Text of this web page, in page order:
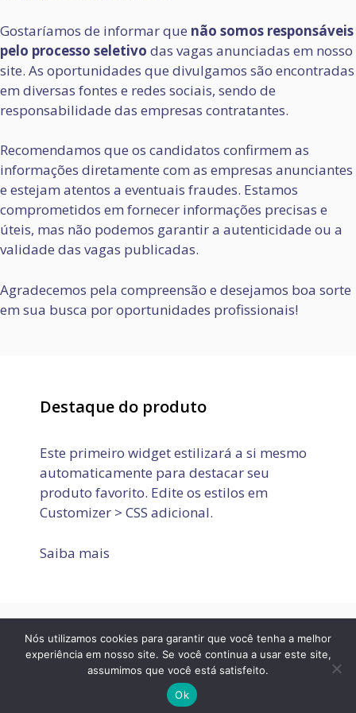
Gostaríamos de informar que não somos responsáveis
pelo processo seletivo das vagas anunciadas em nosso
site. As oportunidades que divulgamos são encontradas
em diversas fontes e redes sociais, sendo de
responsabilidade das empresas contratantes.
Recomendamos que os candidatos confirmem as
informações diretamente com as empresas anunciantes
e estejam atentos a eventuais fraudes. Estamos
comprometidos em fornecer informações precisas e
úteis, mas não podemos garantir a autenticidade ou a
validade das vagas publicadas.
Agradecemos pela compreensão e desejamos boa sorte
em sua busca por oportunidades profissionais!
Destaque do produto
Este primeiro widget estilizará a si mesmo
automaticamente para destacar seu
produto favorito. Edite os estilos em
Customizer > CSS adicional.
Saiba mais
Política de Privacidade Termos de Uso
Fale conosco
© 2026 JOVEM APRENDIZ E ESTÁGIO• Built with
GeneratePress
Nós utilizamos cookies para garantir que você tenha a melhor
experiência em nosso site. Se você continua a usar este site,
assumimos que você está satisfeito.
Ok